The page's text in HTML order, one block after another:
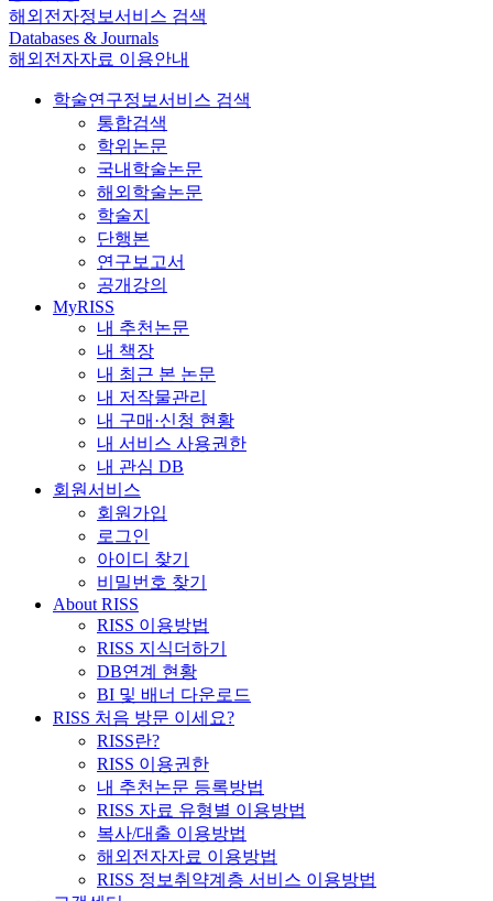
해외전자정보서비스 검색
Databases & Journals
해외전자자료 이용안내
학술연구정보서비스 검색
통합검색
학위논문
국내학술논문
해외학술논문
학술지
단행본
연구보고서
공개강의
MyRISS
내 추천논문
내 책장
내 최근 본 논문
내 저작물관리
내 구매·신청 현황
내 서비스 사용권한
내 관심 DB
회원서비스
회원가입
로그인
아이디 찾기
비밀번호 찾기
About RISS
RISS 이용방법
RISS 지식더하기
DB연계 현황
BI 및 배너 다운로드
RISS 처음 방문 이세요?
RISS란?
RISS 이용권한
내 추천논문 등록방법
RISS 자료 유형별 이용방법
복사/대출 이용방법
해외전자자료 이용방법
RISS 정보취약계층 서비스 이용방법